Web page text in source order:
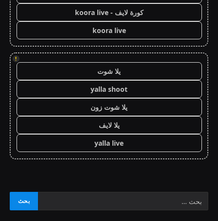
كورة لايف - koora live
koora live
!
يلا شوت
yalla shoot
يلا شوت زون
يلا لايف
yalla live